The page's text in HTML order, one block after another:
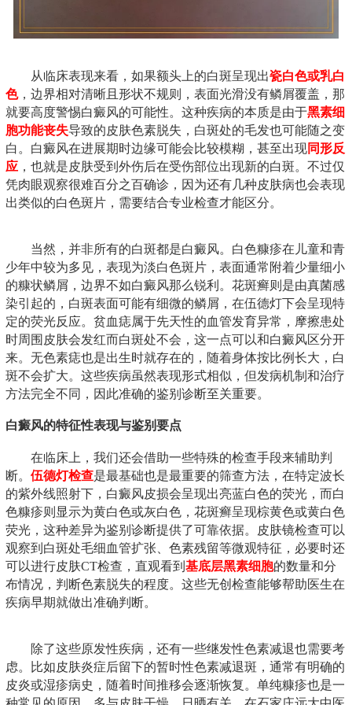
从临床表现来看，如果额头上的白斑呈现出瓷白色或乳白
色，边界相对清晰且形状不规则，表面光滑没有鳞屑覆盖，那
就要高度警惕白癜风的可能性。这种疾病的本质是由于黑素细
胞功能丧失导致的皮肤色素脱失，白斑处的毛发也可能随之变
白。白癜风在进展期时边缘可能会比较模糊，甚至出现同形反
应 ，也就是皮肤受到外伤后在受伤部位出现新的白斑。不过仅
凭肉眼观察很难百分之百确诊，因为还有几种皮肤病也会表现
出类似的白色斑片，需要结合专业检查才能区分。
当然，并非所有的白斑都是白癜风。白色糠疹在儿童和青
少年中较为多见，表现为淡白色斑片，表面通常附着少量细小
的糠状鳞屑，边界不如白癜风那么锐利。花斑癣则是由真菌感
染引起的，白斑表面可能有细微的鳞屑，在伍德灯下会呈现特
定的荧光反应。贫血痣属于先天性的血管发育异常，摩擦患处
时周围皮肤会发红而白斑处不会，这一点可以和白癜风区分开
来。无色素痣也是出生时就存在的，随着身体按比例长大，白
斑不会扩大。这些疾病虽然表现形式相似，但发病机制和治疗
方法完全不同，因此准确的鉴别诊断至关重要。
白癜风的特征性表现与鉴别要点
在临床上，我们还会借助一些特殊的检查手段来辅助判
断。 伍德灯检查是最基础也是最重要的筛查方法，在特定波长
的紫外线照射下，白癜风皮损会呈现出亮蓝白色的荧光，而白
色糠疹则显示为黄白色或灰白色，花斑癣呈现棕黄色或黄白色
荧光，这种差异为鉴别诊断提供了可靠依据。皮肤镜检查可以
观察到白斑处毛细血管扩张、色素残留等微观特征，必要时还
可以进行皮肤CT检查，直观看到 基底层黑素细胞的数量和分
布情况，判断色素脱失的程度。这些无创检查能够帮助医生在
疾病早期就做出准确判断。
除了这些原发性疾病，还有一些继发性色素减退也需要考
虑。比如皮肤炎症后留下的暂时性色素减退斑，通常有明确的
皮炎或湿疹病史，随着时间推移会逐渐恢复。单纯糠疹也是一